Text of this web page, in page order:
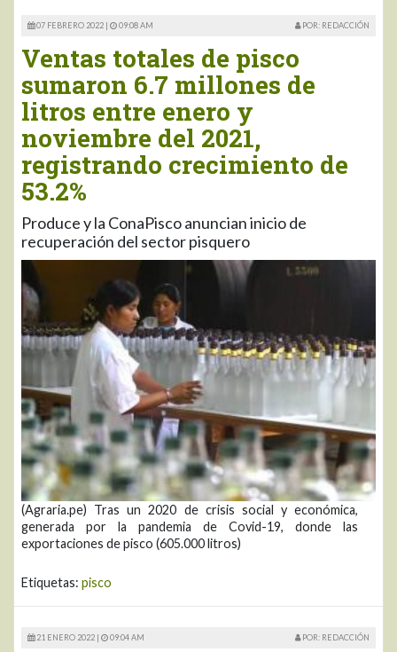
07 FEBRERO 2022 | 09:08 AM POR: REDACCIÓN
Ventas totales de pisco
sumaron 6.7 millones de
litros entre enero y
noviembre del 2021,
registrando crecimiento de
53.2%
Produce y la ConaPisco anuncian inicio de
recuperación del sector pisquero
(Agraria.pe) Tras un 2020 de crisis social y económica,
generada por la pandemia de Covid-19, donde las
exportaciones de pisco (605.000 litros)
Etiquetas: pisco
21 ENERO 2022 | 09:04 AM POR: REDACCIÓN